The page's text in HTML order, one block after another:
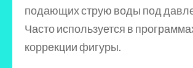
подающих струю воды под
Часто используется в
коррекции фигуры.